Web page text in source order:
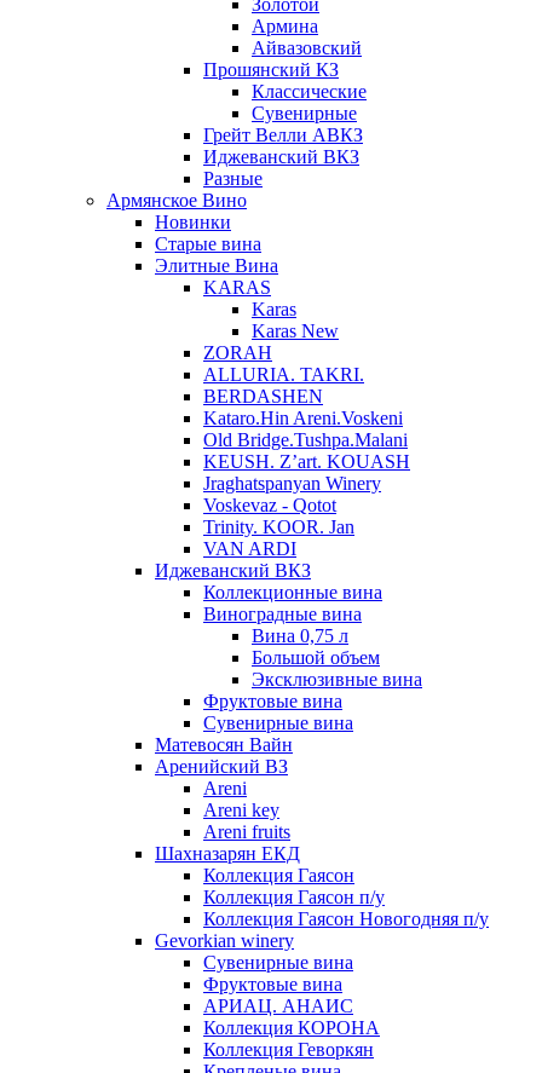
Золотой
Армина
Айвазовский
Прошянский КЗ
Классические
Сувенирные
Грейт Велли АВКЗ
Иджеванский ВКЗ
Разные
Армянское Вино
Новинки
Старые вина
Элитные Вина
KARAS
Karas
Karas New
ZORAH
ALLURIA. TAKRI.
BERDASHEN
Kataro.Hin Areni.Voskeni
Old Bridge.Tushpa.Malani
KEUSH. Z’art. KOUASH
Jraghatspanyan Winery
Voskevaz - Qotot
Trinity. KOOR. Jan
VAN ARDI
Иджеванский ВКЗ
Коллекционные вина
Виноградные вина
Вина 0,75 л
Большой объем
Эксклюзивные вина
Фруктовые вина
Cувенирные вина
Матевосян Вайн
Аренийский ВЗ
Areni
Areni key
Areni fruits
Шахназарян ЕКД
Коллекция Гаясон
Коллекция Гаясон п/у
Коллекция Гаясон Новогодняя п/у
Gevorkian winery
Сувенирные вина
Фруктовые вина
АРИАЦ. АНАИС
Коллекция КОРОНА
Коллекция Геворкян